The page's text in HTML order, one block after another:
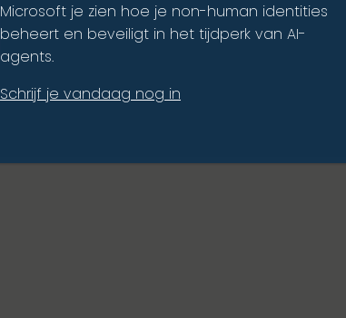
Microsoft je zien hoe je non-human identities
beheert en beveiligt in het tijdperk van AI-
agents.
Schrijf je vandaag nog in